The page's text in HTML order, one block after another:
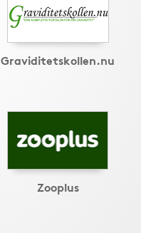
Graviditetskollen.nu
Zooplus